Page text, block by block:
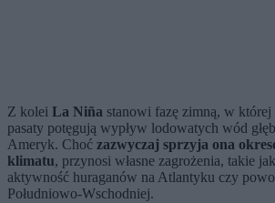
Z kolei La Niña stanowi fazę zimną, w
pasaty potęgują wypływ lodowatych wód
Ameryk. Choć zazwyczaj sprzyja ona
klimatu, przynosi własne zagrożenia, takie
aktywność huraganów na Atlantyku czy
Południowo-Wschodniej.